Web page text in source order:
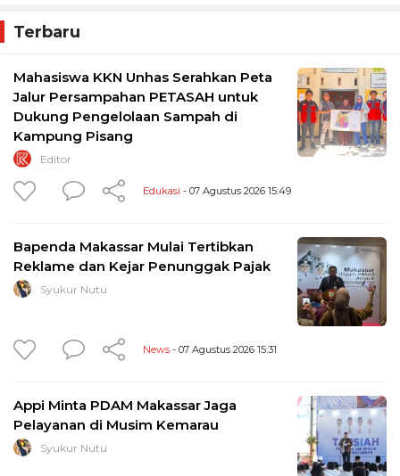
Terbaru
Mahasiswa KKN Unhas Serahkan Peta
Jalur Persampahan PETASAH untuk
Dukung Pengelolaan Sampah di
Kampung Pisang
Editor
Edukasi - 07 Agustus 2026 15:49
Bapenda Makassar Mulai Tertibkan
Reklame dan Kejar Penunggak Pajak
Syukur Nutu
News - 07 Agustus 2026 15:31
Appi Minta PDAM Makassar Jaga
Pelayanan di Musim Kemarau
Syukur Nutu